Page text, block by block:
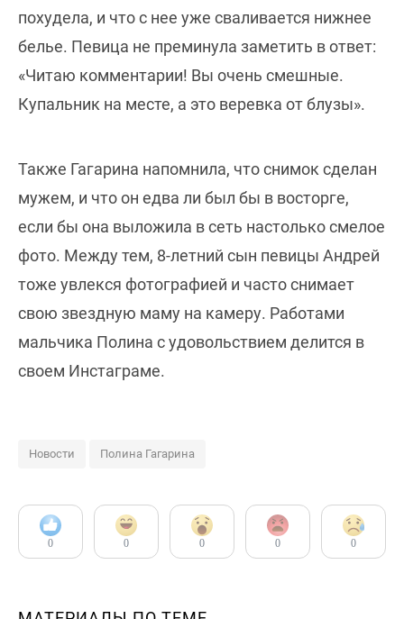
похудела, и что с нее уже сваливается нижнее
белье. Певица не преминула заметить в ответ:
«Читаю комментарии! Вы очень смешные.
Купальник на месте, а это веревка от блузы».
Также Гагарина напомнила, что снимок сделан
мужем, и что он едва ли был бы в восторге,
если бы она выложила в сеть настолько смелое
фото. Между тем, 8-летний сын певицы Андрей
тоже увлекся фотографией и часто снимает
свою звездную маму на камеру. Работами
мальчика Полина с удовольствием делится в
своем Инстаграме.
Новости Полина Гагарина
0 0 0 0 0